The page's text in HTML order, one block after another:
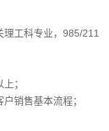
理工科专业，985/211
；
销售基本流程；